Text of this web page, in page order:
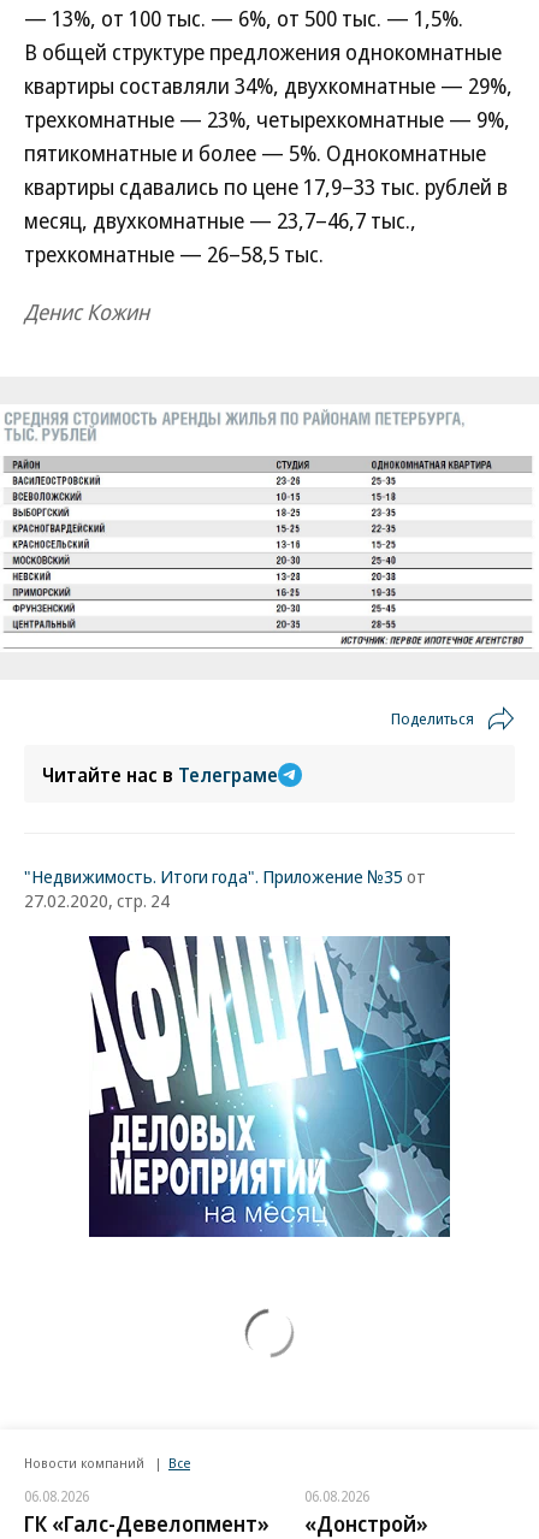
— 13%, от 100 тыс. — 6%, от 500 тыс. — 1,5%.
В общей структуре предложения однокомнатные
квартиры составляли 34%, двухкомнатные — 29%,
трехкомнатные — 23%, четырехкомнатные — 9%,
пятикомнатные и более — 5%. Однокомнатные
квартиры сдавались по цене 17,9–33 тыс. рублей в
месяц, двухкомнатные — 23,7–46,7 тыс.,
трехкомнатные — 26–58,5 тыс.
Денис Кожин
Поделиться
Читайте нас в Телеграме
"Недвижимость. Итоги года". Приложение №35 от
27.02.2020, стр. 24
Новости компаний Все
06.08.2026
ГК «Галс-Девелопмент»
06.08.2026
«Донстрой»